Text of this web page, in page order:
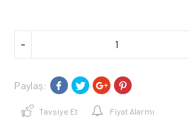
Paylaş:
Tavsiye Et Fiyat Alarmı